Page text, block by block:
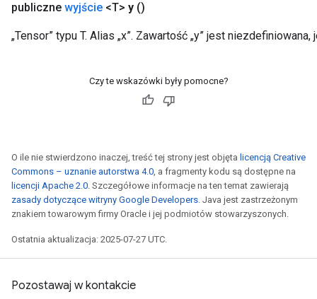
publiczne wyjście <T> y ()
„Tensor” typu T. Alias ​​„x”. Zawartość „y” jest
Czy te wskazówki były pomocne?
O ile nie stwierdzono inaczej, treść tej strony jest objęta licencją Creative
Commons – uznanie autorstwa 4.0, a fragmenty kodu są dostępne na
licencji Apache 2.0. Szczegółowe informacje na ten temat zawierają
zasady dotyczące witryny Google Developers. Java jest zastrzeżonym
znakiem towarowym firmy Oracle i jej podmiotów stowarzyszonych.
Ostatnia aktualizacja: 2025-07-27 UTC.
Pozostawaj w kontakcie